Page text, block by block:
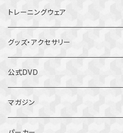
トレーニングウェア
グッズ・アクセサリー
公式DVD
マガジン